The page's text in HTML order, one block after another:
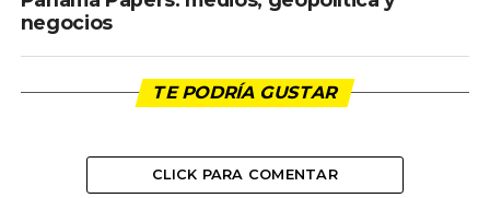
negocios
TE PODRÍA GUSTAR
CLICK PARA COMENTAR